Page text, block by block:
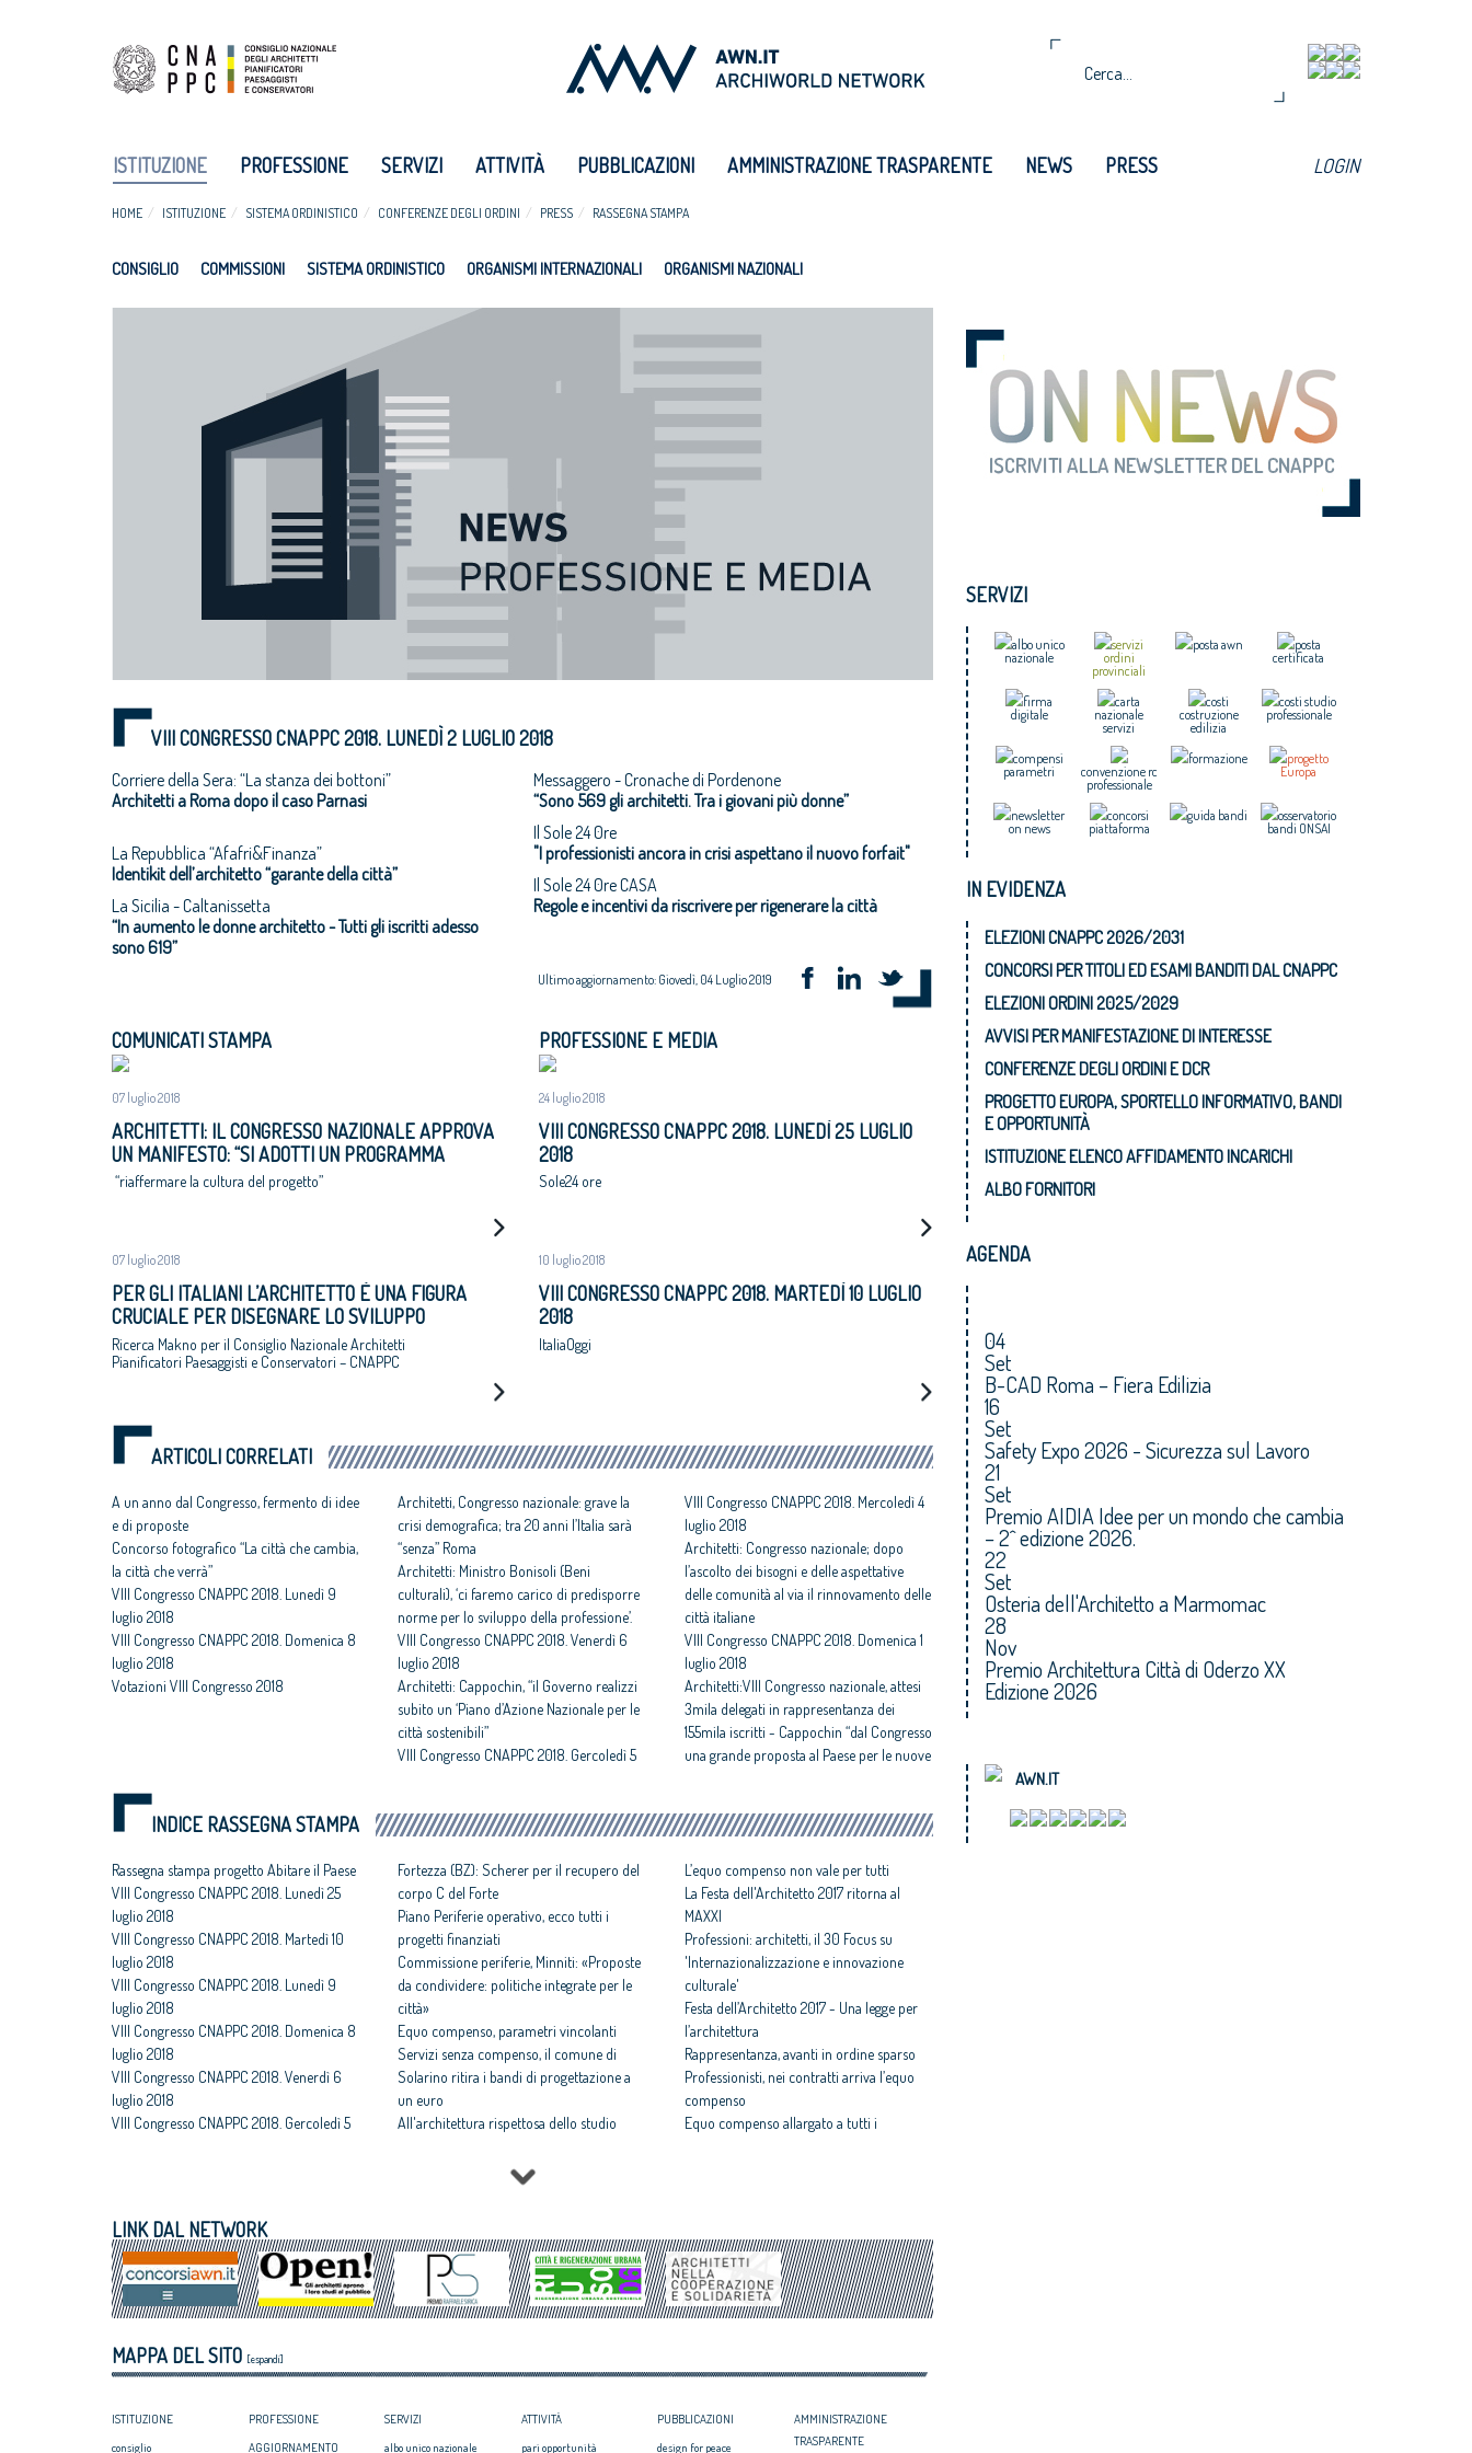
ISTITUZIONE PROFESSIONE SERVIZI ATTIVITÀ PUBBLICAZIONI AMMINISTRAZIONE TRASPARENTE NEWS PRESS LOGIN
HOME ISTITUZIONE SISTEMA ORDINISTICO CONFERENZE DEGLI ORDINI PRESS RASSEGNA STAMPA
CONSIGLIO COMMISSIONI SISTEMA ORDINISTICO ORGANISMI INTERNAZIONALI ORGANISMI NAZIONALI
VIII CONGRESSO CNAPPC 2018. LUNEDÌ 2 LUGLIO 2018
Corriere della Sera: “La stanza dei bottoni”
Architetti a Roma dopo il caso Parnasi
La Repubblica “Afafri&Finanza”
Identikit dell’architetto “garante della città”
La Sicilia - Caltanissetta
“In aumento le donne architetto - Tutti gli iscritti adesso
sono 619”
Messaggero - Cronache di Pordenone
“Sono 569 gli architetti. Tra i giovani più donne”
Il Sole 24 0re
"I professionisti ancora in crisi aspettano il nuovo forfait"
Il Sole 24 0re CASA
Regole e incentivi da riscrivere per rigenerare la città
Ultimo aggiornamento: Giovedì, 04 Luglio 2019
COMUNICATI STAMPA
07 luglio 2018
ARCHITETTI: IL CONGRESSO NAZIONALE APPROVA
UN MANIFESTO: “SI ADOTTI UN PROGRAMMA
NAZIONALE DI RIGENERAZIONE URBANE,
“riaffermare la cultura del progetto”
07 luglio 2018
PER GLI ITALIANI L’ARCHITETTO È UNA FIGURA
CRUCIALE PER DISEGNARE LO SVILUPPO
ECONOMICO E SOCIALE DEL PAESE
Ricerca Makno per il Consiglio Nazionale Architetti
Pianificatori Paesaggisti e Conservatori – CNAPPC
PROFESSIONE E MEDIA
24 luglio 2018
VIII CONGRESSO CNAPPC 2018. LUNEDÌ 25 LUGLIO
2018
Sole24 ore
10 luglio 2018
VIII CONGRESSO CNAPPC 2018. MARTEDÌ 10 LUGLIO
2018
ItaliaOggi
ARTICOLI CORRELATI
A un anno dal Congresso, fermento di idee
e di proposte
Concorso fotografico “La città che cambia,
la città che verrà”
VIII Congresso CNAPPC 2018. Lunedì 9
luglio 2018
VIII Congresso CNAPPC 2018. Domenica 8
luglio 2018
Votazioni VIII Congresso 2018
Architetti, Congresso nazionale: grave la
crisi demografica; tra 20 anni l’Italia sarà
“senza” Roma
Architetti: Ministro Bonisoli (Beni
culturali), ‘ci faremo carico di predisporre
norme per lo sviluppo della professione’.
VIII Congresso CNAPPC 2018. Venerdì 6
luglio 2018
Architetti: Cappochin, “il Governo realizzi
subito un ‘Piano d’Azione Nazionale per le
città sostenibili”
VIII Congresso CNAPPC 2018. Gercoledì 5
VIII Congresso CNAPPC 2018. Mercoledì 4
luglio 2018
Architetti: Congresso nazionale; dopo
l’ascolto dei bisogni e delle aspettative
delle comunità al via il rinnovamento delle
città italiane
VIII Congresso CNAPPC 2018. Domenica 1
luglio 2018
Architetti:VIII Congresso nazionale, attesi
3mila delegati in rappresentanza dei
155mila iscritti - Cappochin “dal Congresso
una grande proposta al Paese per le nuove
Cappochin “sostituire le città della rendita
sociale ed economica”
INDICE RASSEGNA STAMPA
Rassegna stampa progetto Abitare il Paese
VIII Congresso CNAPPC 2018. Lunedì 25
luglio 2018
VIII Congresso CNAPPC 2018. Martedì 10
luglio 2018
VIII Congresso CNAPPC 2018. Lunedì 9
luglio 2018
VIII Congresso CNAPPC 2018. Domenica 8
luglio 2018
VIII Congresso CNAPPC 2018. Venerdì 6
luglio 2018
VIII Congresso CNAPPC 2018. Gercoledì 5
luglio 2018
Obbligo formativo, ancora sulla carta
crediti e sanzioni
Fortezza (BZ): Scherer per il recupero del
corpo C del Forte
Piano Periferie operativo, ecco tutti i
progetti finanziati
Commissione periferie, Minniti: «Proposte
da condividere: politiche integrate per le
città»
Equo compenso, parametri vincolanti
Servizi senza compenso, il comune di
Solarino ritira i bandi di progettazione a
un euro
All'architettura rispettosa dello studio
Assegnati premi Architetto italiano e
Equo compenso, il CNAPPC ricorre alla
Corte Europea dei Diritti dell’Uomo
Professioni: architetti, focus su
internazionalizzazione e innovazione
L’equo compenso non vale per tutti
La Festa dell'Architetto 2017 ritorna al
MAXXI
Professioni: architetti, il 30 Focus su
'Internazionalizzazione e innovazione
culturale'
Festa dell’Architetto 2017 - Una legge per
l’architettura
Rappresentanza, avanti in ordine sparso
Professionisti, nei contratti arriva l’equo
compenso
Equo compenso allargato a tutti i
svilito interesse pubblico'
Periferie, tutti i vincitori del concorso Cna-
Mibact per riqualificare 10 aree urbane
degradate
LINK DAL NETWORK
MAPPA DEL SITO [espandi]
ISTITUZIONE
consiglio
PROFESSIONE
AGGIORNAMENTO
SERVIZI
albo unico nazionale
ATTIVITÀ
pari opportunità
PUBBLICAZIONI
design for peace
AMMINISTRAZIONE
TRASPARENTE
SERVIZI
albo unico
nazionale
servizi
ordini
provinciali
posta awn
posta
certificata
firma
digitale
carta
nazionale
servizi
costi
costruzione
edilizia
costi studio
professionale
compensi
parametri
convenzione rc
professionale
formazione
progetto
Europa
newsletter
on news
concorsi
piattaforma
guida bandi
osservatorio
bandi ONSAI
IN EVIDENZA
ELEZIONI CNAPPC 2026/2031
CONCORSI PER TITOLI ED ESAMI BANDITI DAL CNAPPC
ELEZIONI ORDINI 2025/2029
AVVISI PER MANIFESTAZIONE DI INTERESSE
CONFERENZE DEGLI ORDINI E DCR
PROGETTO EUROPA, SPORTELLO INFORMATIVO, BANDI
E OPPORTUNITÀ
ISTITUZIONE ELENCO AFFIDAMENTO INCARICHI
ALBO FORNITORI
AGENDA
04
Set
B-CAD Roma – Fiera Edilizia
16
Set
Safety Expo 2026 - Sicurezza sul Lavoro
21
Set
Premio AIDIA Idee per un mondo che cambia
– 2^ edizione 2026.
22
Set
Osteria dell'Architetto a Marmomac
28
Nov
Premio Architettura Città di Oderzo XX
Edizione 2026
AWN.IT